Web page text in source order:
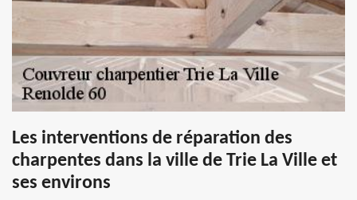
Les interventions de réparation des
charpentes dans la ville de Trie La Ville et
ses environs